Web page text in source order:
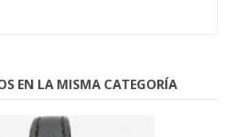
EN LA MISMA CATEGORÍA